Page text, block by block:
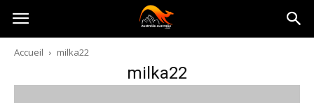
Australia-
australie.com
Accueil milka22
milka22